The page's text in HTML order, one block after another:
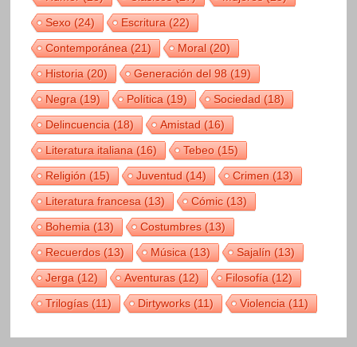
Sexo(24) Escritura(22)
Contemporánea(21) Moral(20)
Historia(20) Generación del 98(19)
Negra(19) Política(19) Sociedad(18)
Delincuencia(18) Amistad(16)
Literatura italiana(16) Tebeo(15)
Religión(15) Juventud(14) Crimen(13)
Literatura francesa(13) Cómic(13)
Bohemia(13) Costumbres(13)
Recuerdos(13) Música(13) Sajalín(13)
Jerga(12) Aventuras(12) Filosofía(12)
Trilogías(11) Dirtyworks(11) Violencia(11)